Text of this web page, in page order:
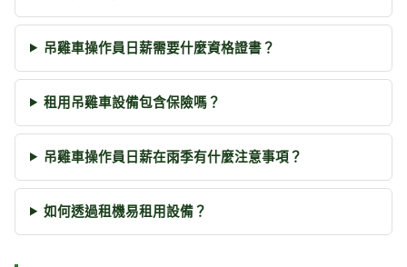
吊雞車操作員日薪需要什麼資格證書？
租用吊雞車設備包含保險嗎？
吊雞車操作員日薪在雨季有什麼注意事項？
如何透過租機易租用設備？